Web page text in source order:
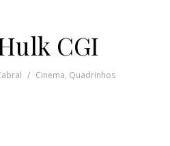
CGI
Cinema, Quadrinhos